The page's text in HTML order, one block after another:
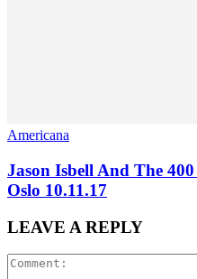
Americana
Jason Isbell And The
Oslo 10.11.17
LEAVE A REPLY